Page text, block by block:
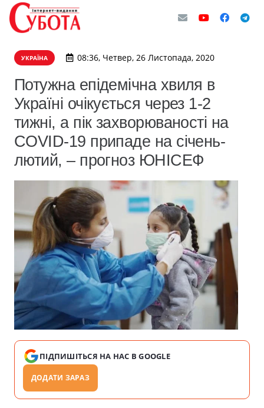
УКРАЇНА 08:36, Четвер, 26 Листопада, 2020
Потужна епідемічна хвиля в
Україні очікується через 1-2
тижні, а пік захворюваності на
COVID-19 припаде на січень-
лютий, – прогноз ЮНІСЕФ
ПІДПИШІТЬСЯ НА НАС В GOOGLE
ДОДАТИ ЗАРАЗ